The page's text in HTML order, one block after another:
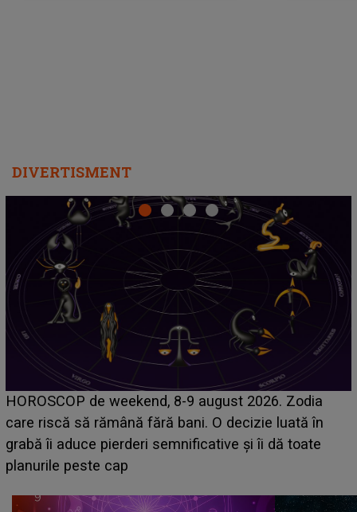
DIVERTISMENT
Emanuel a ținut ACEST DETALIU ASCUNS până
acum! În fața Alexandrei, concurentul din Casa Iubirii
face o MĂRTURISIRE NEAȘTEPTATĂ despre mama
sa: "I-am spus și ei în față, eu nu te iubesc pentru